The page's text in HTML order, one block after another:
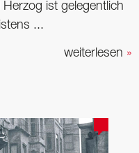
ist gelegentlich
...
weiterlesen »